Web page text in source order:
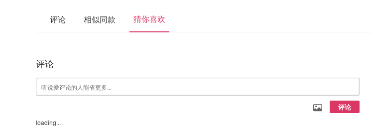
评论 相似同款 猜你喜欢
评论
评论
loading...